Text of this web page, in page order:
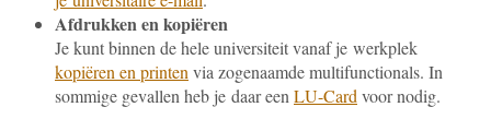
Afdrukken en kopiëren
Je kunt binnen de hele universiteit vanaf je werkplek
kopiëren en printen via zogenaamde multifunctionals. In
sommige gevallen heb je daar een LU-Card voor nodig.